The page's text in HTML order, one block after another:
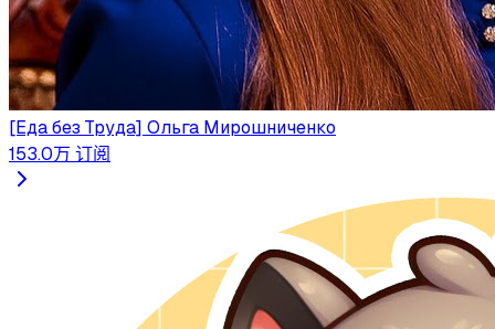
[Еда без Труда] Ольга Мирошниченко
153.0万 订阅